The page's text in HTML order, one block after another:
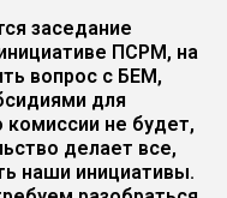
заседание
ПСРМ, на
вопрос с БЕМ,
для
комиссии не будет,
делает все,
наши инициативы.